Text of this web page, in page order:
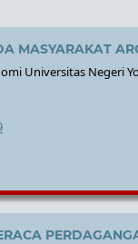
MASYARAKAT
Universitas Negeri